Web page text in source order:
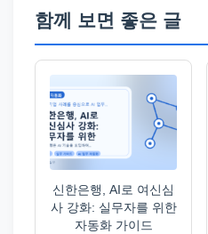
함께 보면 좋은 글
신한은행, AI로 여신심
사 강화: 실무자를 위한
자동화 가이드